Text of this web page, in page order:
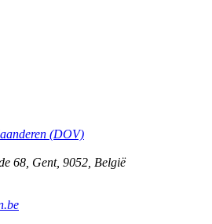
(DOV)
68, Gent, 9052, België